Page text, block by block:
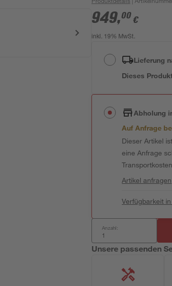
949,00 €
inkl. 19% MwSt.
Lieferung
Dieses
Abholung
Auf Anfrage
Dieser Artikel
eine Anfrage
Artikel anfragen
Verfügbarkeit
Anzahl:
Unsere passenden